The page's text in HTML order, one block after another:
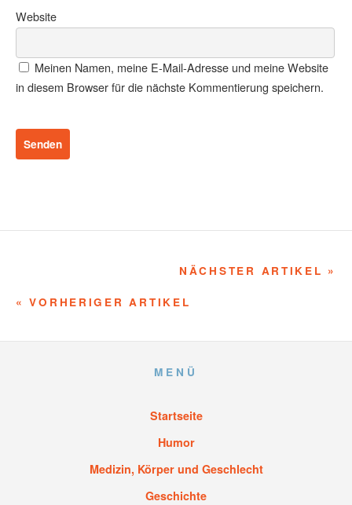
Website
Meinen Namen, meine E-Mail-Adresse und meine Website
in diesem Browser für die nächste Kommentierung speichern.
NÄCHSTER ARTIKEL »
« VORHERIGER ARTIKEL
MENÜ
Startseite
Humor
Medizin, Körper und Geschlecht
Geschichte